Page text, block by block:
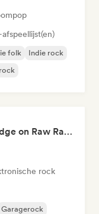
folk
Indie rock
David | #BeyondTheBridge on Raw Radio |
rock
Garagerock